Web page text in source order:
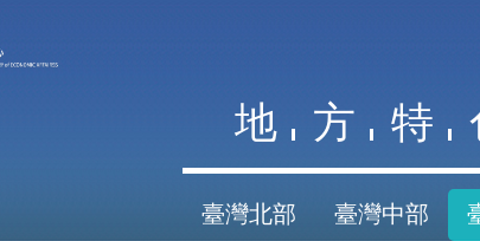
地 方 特
臺灣北部 臺灣中部